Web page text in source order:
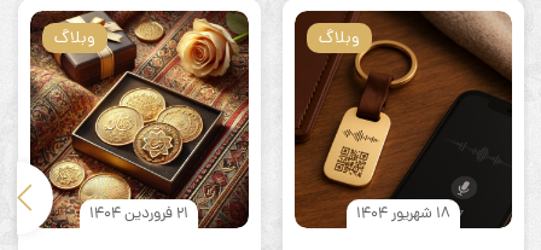
وبلاگ
18 شهریور 1404
وبلاگ
21 فروردین 1404